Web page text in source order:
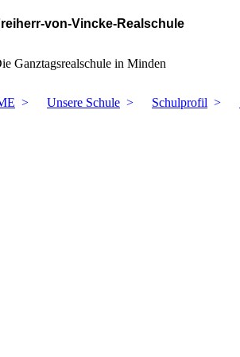
von-Vincke-Realschule
Ganztagsrealschule in Minden
Unsere Schule Schulprofil